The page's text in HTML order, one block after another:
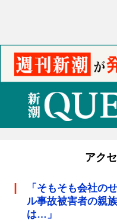
アク
「そもそも会社
ル事故被害者の親
は…」